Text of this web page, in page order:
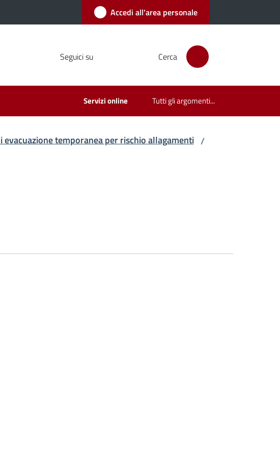
Accedi all'area personale
Seguici su Cerca
Servizi online Tutti gli argomenti...
evacuazione temporanea per rischio allagamenti /